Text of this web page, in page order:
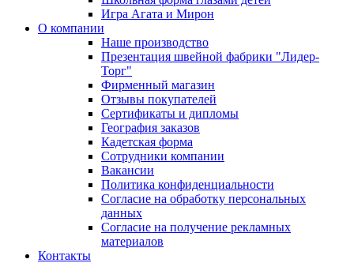
Игра Агата и Мирон
О компании
Наше производство
Презентация швейной фабрики "Лидер-
Торг"
Фирменный магазин
Отзывы покупателей
Сертификаты и дипломы
География заказов
Кадетская форма
Сотрудники компании
Вакансии
Политика конфиденциальности
Согласие на обработку персональных
данных
Согласие на получение рекламных
материалов
Контакты